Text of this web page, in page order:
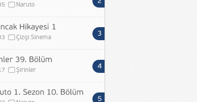
Naruto
Çizgi Sinema
Şirinler